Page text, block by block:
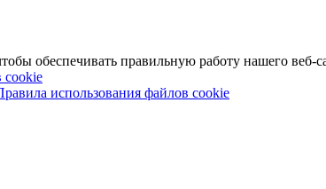
обеспечивать правильную работу нашего веб-
cookie
использования файлов cookie